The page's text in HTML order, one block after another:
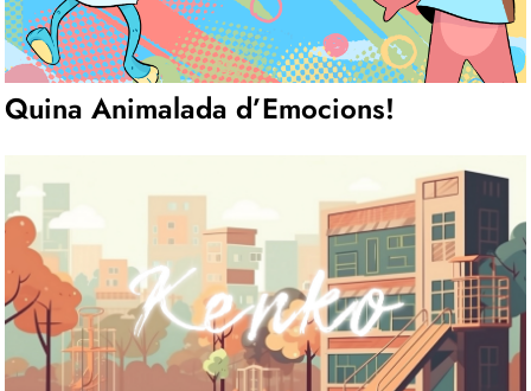
Quina Animalada d’Emocions!